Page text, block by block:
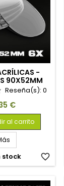
-
90X52MM
Reseña(s):0
€
al carrito
stock favorite_border